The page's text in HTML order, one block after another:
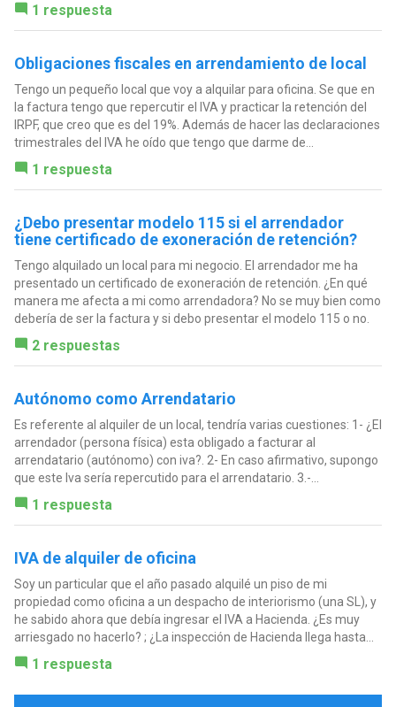
1 respuesta
Obligaciones fiscales en arrendamiento de local
Tengo un pequeño local que voy a alquilar para oficina. Se que en
la factura tengo que repercutir el IVA y practicar la retención del
IRPF, que creo que es del 19%. Además de hacer las declaraciones
trimestrales del IVA he oído que tengo que darme de...
1 respuesta
¿Debo presentar modelo 115 si el arrendador
tiene certificado de exoneración de retención?
Tengo alquilado un local para mi negocio. El arrendador me ha
presentado un certificado de exoneración de retención. ¿En qué
manera me afecta a mi como arrendadora? No se muy bien como
debería de ser la factura y si debo presentar el modelo 115 o no.
2 respuestas
Autónomo como Arrendatario
Es referente al alquiler de un local, tendría varias cuestiones: 1- ¿El
arrendador (persona física) esta obligado a facturar al
arrendatario (autónomo) con iva?. 2- En caso afirmativo, supongo
que este Iva sería repercutido para el arrendatario. 3.-...
1 respuesta
IVA de alquiler de oficina
Soy un particular que el año pasado alquilé un piso de mi
propiedad como oficina a un despacho de interiorismo (una SL), y
he sabido ahora que debía ingresar el IVA a Hacienda. ¿Es muy
arriesgado no hacerlo? ; ¿La inspección de Hacienda llega hasta...
1 respuesta